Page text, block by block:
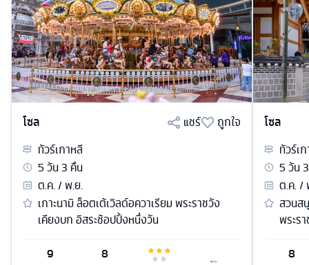
โซล แชร์
ถูกใจ
ทัวร์เกาหลี
5วัน3 คืน
ต.ค. / พ.ย.
เกาะนามิ ล็อตเต้เวิลด์อควาเรียม พระราชวัง
เคียงบก อิสระช้อปปิ้งหนึ่งวัน
9
8
โซล
ทัวร์เ
5วัน3
ต.ค. /
สวนส
พระร
8